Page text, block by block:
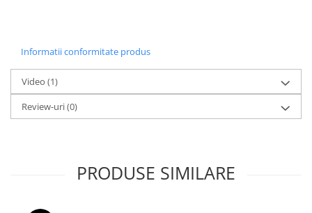
Informatii conformitate produs
Video (1)
Review-uri(0)
PRODUSE SIMILARE